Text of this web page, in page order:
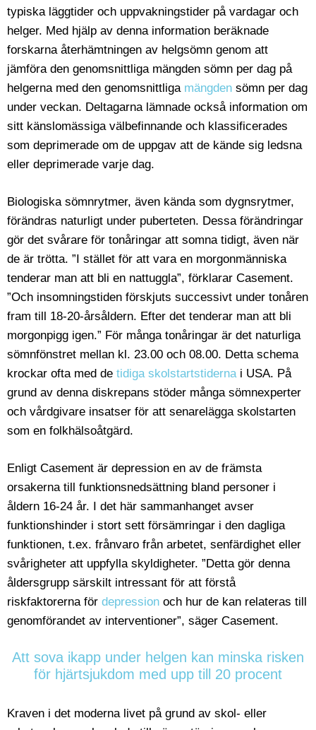
typiska läggtider och uppvakningstider på vardagar och
helger. Med hjälp av denna information beräknade
forskarna återhämtningen av helgsömn genom att
jämföra den genomsnittliga mängden sömn per dag på
helgerna med den genomsnittliga mängden sömn per dag
under veckan. Deltagarna lämnade också information om
sitt känslomässiga välbefinnande och klassificerades
som deprimerade om de uppgav att de kände sig ledsna
eller deprimerade varje dag.
Biologiska sömnrytmer, även kända som dygnsrytmer,
förändras naturligt under puberteten. Dessa förändringar
gör det svårare för tonåringar att somna tidigt, även när
de är trötta. ”I stället för att vara en morgonmänniska
tenderar man att bli en nattuggla”, förklarar Casement.
”Och insomningstiden förskjuts successivt under tonåren
fram till 18-20-årsåldern. Efter det tenderar man att bli
morgonpigg igen.” För många tonåringar är det naturliga
sömnfönstret mellan kl. 23.00 och 08.00. Detta schema
krockar ofta med de tidiga skolstartstidernai USA. På
grund av denna diskrepans stöder många sömnexperter
och vårdgivare insatser för att senarelägga skolstarten
som en folkhälsoåtgärd.
Enligt Casement är depression en av de främsta
orsakerna till funktionsnedsättning bland personer i
åldern 16-24 år. I det här sammanhanget avser
funktionshinder i stort sett försämringar i den dagliga
funktionen, t.ex. frånvaro från arbetet, senfärdighet eller
svårigheter att uppfylla skyldigheter. ”Detta gör denna
åldersgrupp särskilt intressant för att förstå
riskfaktorerna för depression och hur de kan relateras till
genomförandet av interventioner”, säger Casement.
Att sova ikapp under helgen kan minska risken
för hjärtsjukdom med upp till 20 procent
Kraven i det moderna livet på grund av skol- eller